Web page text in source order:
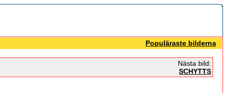
Populäraste bilderna
Nästa bild:
SCHYTTS